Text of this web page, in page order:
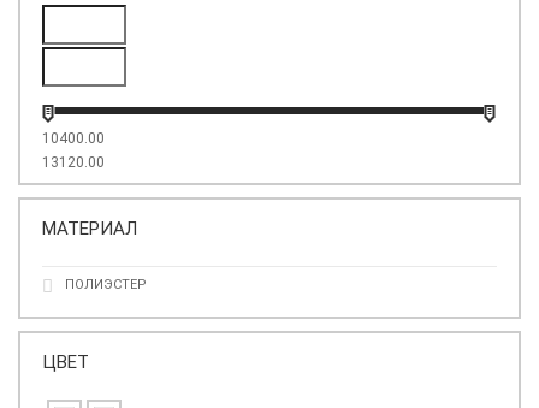
10400.00
13120.00
МАТЕРИАЛ
ПОЛИЭСТЕР
ЦВЕТ